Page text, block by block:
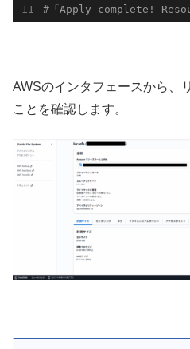
#「Apply complete!
AWSのインタフェースから、
ことを確認します。